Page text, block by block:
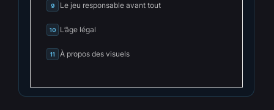
9 Le jeu responsable avant tout
10 L’âge légal
11 À propos des visuels